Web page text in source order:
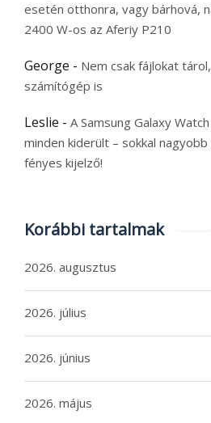
esetén otthonra, vagy bárhová,
2400 W-os az Aferiy P210
George - Nem csak fájlokat
számítógép is
Leslie - A Samsung Galaxy
minden kiderült – sokkal
fényes kijelző!
Korábbi tartalmak
2026. augusztus
2026. július
2026. június
2026. május